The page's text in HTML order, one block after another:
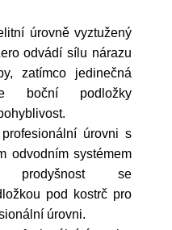
úrovně vyztužený
odvádí sílu nárazu
zatímco jedinečná
boční podložky
úrovni s
odvodním systémem
prodyšnost se
pod kostrč pro
úrovni.